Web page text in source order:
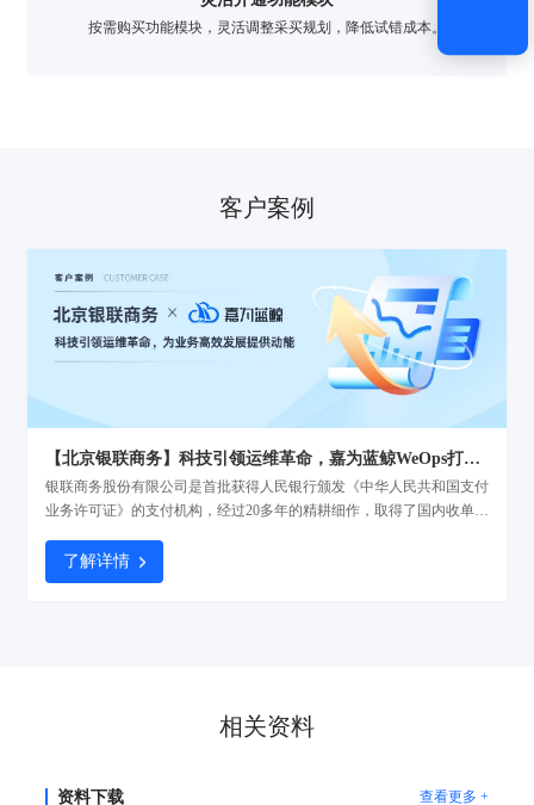
按需购买功能模块，灵活调整采买规划，降低试错成本。
客户案例
【北京银联商务】科技引领运维革命，嘉为蓝鲸WeOps打造运维新底座
银联商务股份有限公司是首批获得人民银行颁发《中华人民共和国支付
业务许可证》的支付机构，经过20多年的精耕细作，取得了国内收单机
为银联商务子公司的北京银联商务有限公司（以下简称“北京银联商
务”）正加快推进各项数字基础设施建设，不断夯实“科技银商”基座，
了解详情
相关资料
资料下载 查看更多 +